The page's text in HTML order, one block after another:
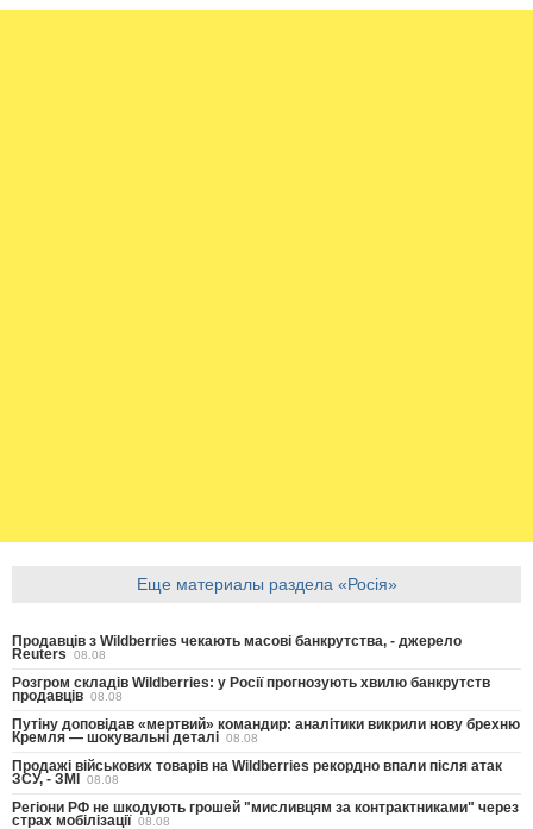
Еще материалы раздела «Росія»
Продавців з Wildberries чекають масові банкрутства, - джерело
Reuters 08.08
Розгром складів Wildberries: у Росії прогнозують хвилю банкрутств
продавців 08.08
Путіну доповідав «мертвий» командир: аналітики викрили нову брехню
Кремля — шокувальні деталі 08.08
Продажі військових товарів на Wildberries рекордно впали після атак
ЗСУ, - ЗМІ 08.08
Регіони РФ не шкодують грошей "мисливцям за контрактниками" через
страх мобілізації 08.08